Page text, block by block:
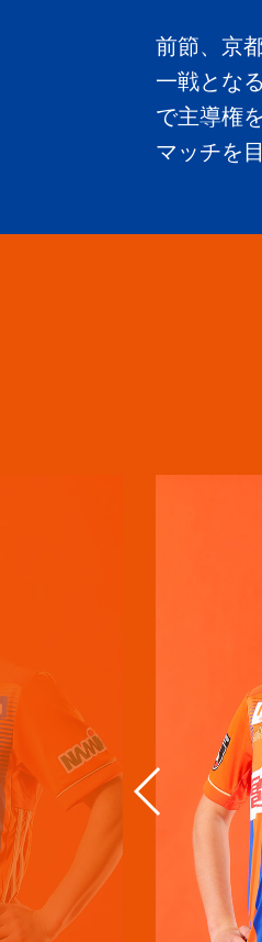
前節、京
一戦とな
で主導権
マッチを